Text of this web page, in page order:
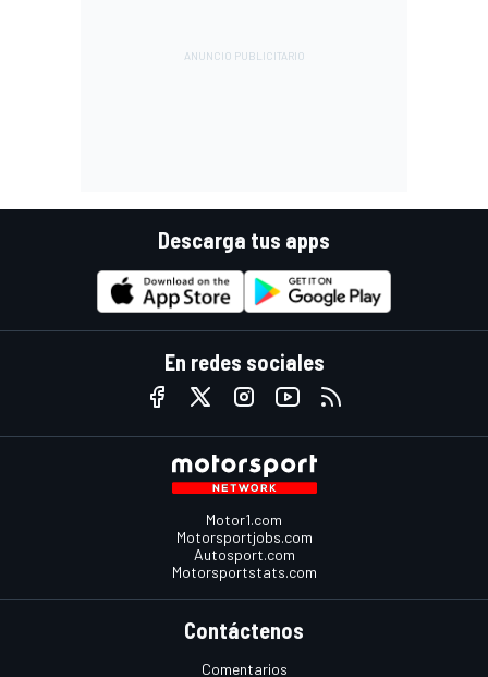
Descarga tus apps
En redes sociales
Motor1.com
Motorsportjobs.com
Autosport.com
Motorsportstats.com
Contáctenos
Comentarios